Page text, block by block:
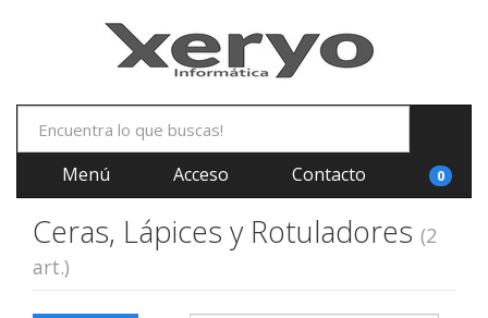
Menú Acceso Contacto 0
Ceras, Lápices y Rotuladores (2
art.)